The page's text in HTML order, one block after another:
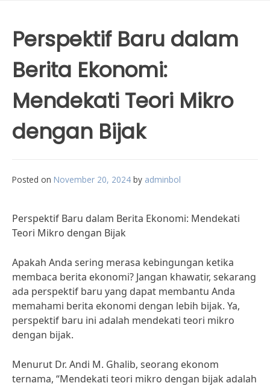
Perspektif Baru dalam
Berita Ekonomi:
Mendekati Teori Mikro
dengan Bijak
Posted on November 20, 2024 by adminbol
Perspektif Baru dalam Berita Ekonomi: Mendekati
Teori Mikro dengan Bijak
Apakah Anda sering merasa kebingungan ketika
membaca berita ekonomi? Jangan khawatir, sekarang
ada perspektif baru yang dapat membantu Anda
memahami berita ekonomi dengan lebih bijak. Ya,
perspektif baru ini adalah mendekati teori mikro
dengan bijak.
Menurut Dr. Andi M. Ghalib, seorang ekonom
ternama, “Mendekati teori mikro dengan bijak adalah